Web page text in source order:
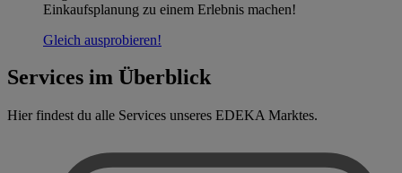
Einkaufsplanung zu einem Erlebnis machen!
Gleich ausprobieren!
Services im Überblick
Hier findest du alle Services unseres EDEKA Marktes.